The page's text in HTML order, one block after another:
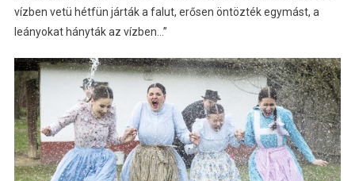
vízben vetü hétfün járták a falut, erősen öntözték egymást, a
leányokat hányták az vízben…”